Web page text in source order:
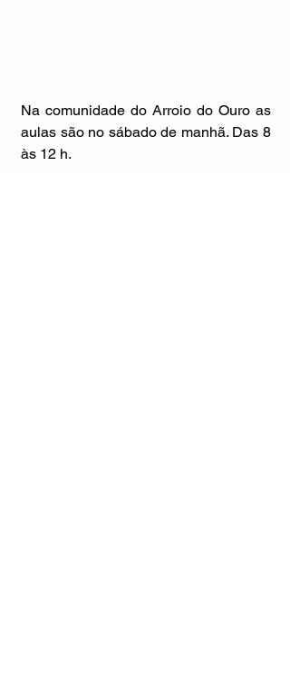
Na comunidade do Arroio do Ouro as
aulas são no sábado de manhã. Das 8
às 12 h.